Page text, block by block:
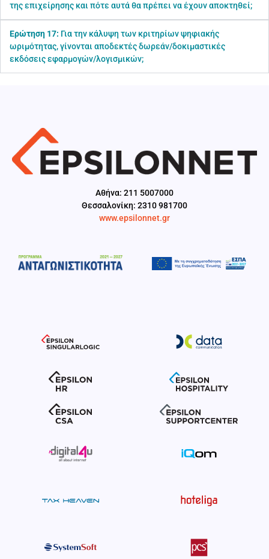
της επιχείρησης και πότε αυτά θα πρέπει να έχουν αποκτηθεί;
Ερώτηση 17: Για την κάλυψη των κριτηρίων ψηφιακής
ωριμότητας, γίνονται αποδεκτές δωρεάν/δοκιμαστικές
εκδόσεις εφαρμογών/λογισμικών;
Aθήνα: 211 5007000
Θεσσαλονίκη: 2310 981700
www.epsilonnet.gr